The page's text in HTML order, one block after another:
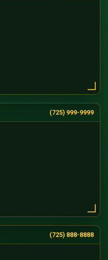
(725) 999-9999
(725) 888-8888